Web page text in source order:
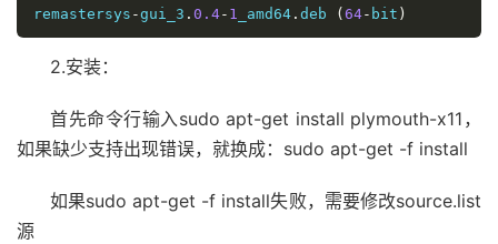
remastersys -gui_3 . 0.4- 1 _amd64 . deb ( 64- bit )
2.安装：
首先命令行输入sudo apt-get install plymouth-x11，
如果缺少支持出现错误，就换成：sudo apt-get -f install
如果sudo apt-get -f install失败，需要修改source.list
源